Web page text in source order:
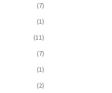
(7)
(1)
(11)
(7)
(1)
(2)